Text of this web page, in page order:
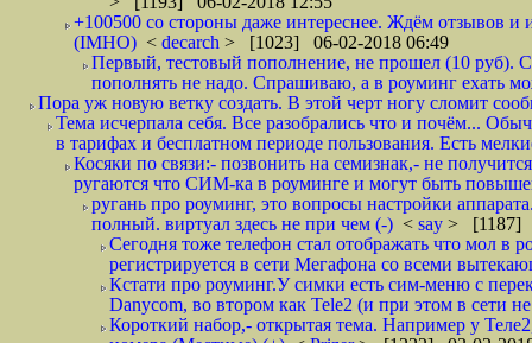
+100500 со стороны даже интереснее. Ждём отзывов и
(IMHO) < decarch > [1023] 06-02-2018 06:49
Первый, тестовый пополнение, не прошел (10 руб).
пополнять не надо. Спрашиваю, а в роуминг ехать
Пора уж новую ветку создать. В этой черт ногу сломит
Тема исчерпала себя. Все разобрались что и почём...
в тарифах и бесплатном периоде пользования. Есть
Косяки по связи:- позвонить на семизнак,- не
ругаются что СИМ-ка в роуминге и могут быть
ругань про роуминг, это вопросы настройки
полный. виртуал здесь не при чем (-) < say > [1187]
Сегодня тоже телефон стал отображать что мол в
регистрируется в сети Мегафона со всеми
Кстати про роуминг.У симки есть сим-меню с
Danycom, во втором как Tele2 (и при этом в сети
Короткий набор,- открытая тема. Например у